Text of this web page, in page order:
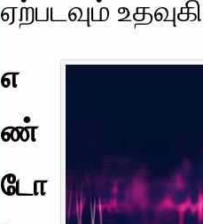
ஏற்படவும்
எ
ண்
டோ